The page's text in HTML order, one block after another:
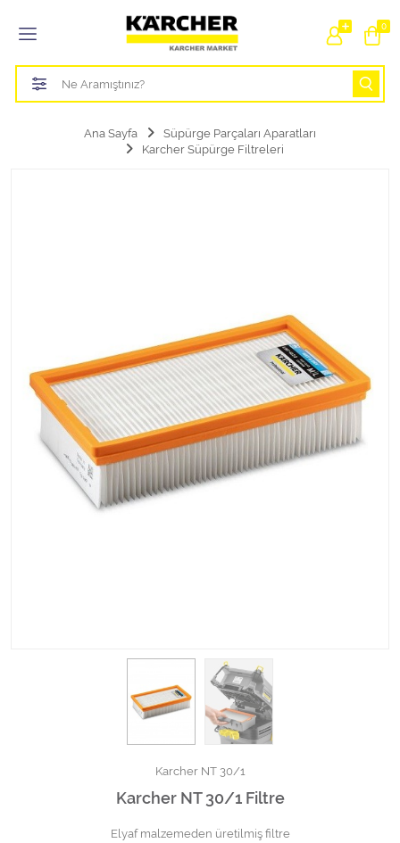
0
Tüm Kategoriler
Bahçe Sulama Ürünleri
Buharlı Temizlik Aparatları
Zemin Temizlik Makine Parçaları
Kimyasallar Deterjanlar
Tüm Kategorileri Gör
Ana Sayfa
Süpürge Parçaları Aparatları
Karcher Süpürge Filtreleri
Karcher NT 30/1
Karcher NT 30/1 Filtre
Elyaf malzemeden üretilmiş filtre